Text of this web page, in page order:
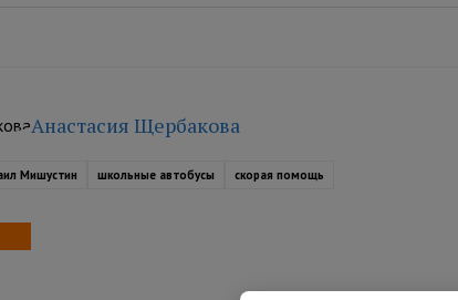
Анастасия Щербакова
Мишустин школьные автобусы скорая помощь